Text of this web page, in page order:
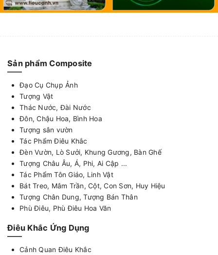
Sản phẩm Composite
Đạo Cụ Chụp Ảnh
Tượng Vật
Thác Nước, Đài Nước
Đôn, Chậu Hoa, Bình Hoa
Tượng sân vườn
Tác Phẩm Điêu Khắc
Đèn Vườn, Lò Sưởi, Khung Gương, Bàn Ghế
Tượng Châu Âu, Á, Phi, Ai Cập ...
Tác Phẩm Tôn Giáo, Linh Vật
Bát Treo, Mâm Trần, Cột, Con Sơn, Huy Hiệu
Tượng Chân Dung, Tượng Bán Thân
Phù Điêu, Phù Điêu Hoa Văn
Điêu Khắc Ứng Dụng
Cảnh Quan Điêu Khắc